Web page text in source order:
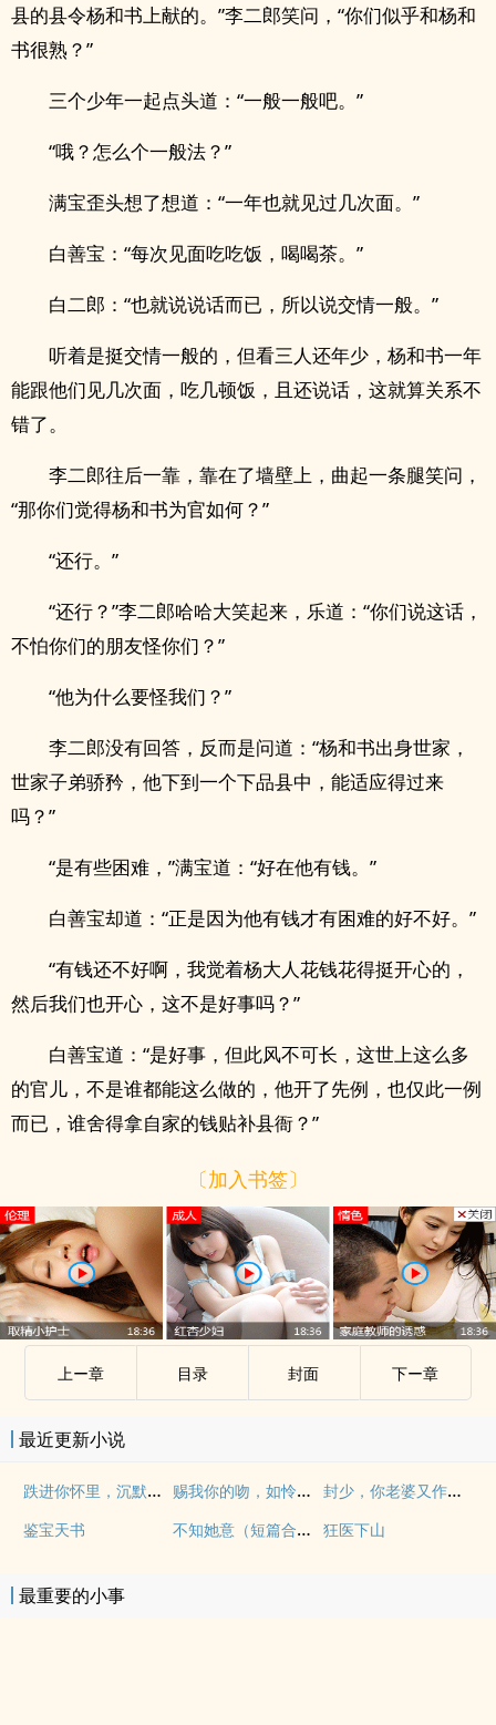
县的县令杨和书上献的。”李二郎笑问，“你们似乎和杨和
书很熟？”
三个少年一起点头道：“一般一般吧。”
“哦？怎么个一般法？”
满宝歪头想了想道：“一年也就见过几次面。”
白善宝：“每次见面吃吃饭，喝喝茶。”
白二郎：“也就说说话而已，所以说交情一般。”
听着是挺交情一般的，但看三人还年少，杨和书一年
能跟他们见几次面，吃几顿饭，且还说话，这就算关系不
错了。
李二郎往后一靠，靠在了墙壁上，曲起一条腿笑问，
“那你们觉得杨和书为官如何？”
“还行。”
“还行？”李二郎哈哈大笑起来，乐道：“你们说这话，
不怕你们的朋友怪你们？”
“他为什么要怪我们？”
李二郎没有回答，反而是问道：“杨和书出身世家，
世家子弟骄矜，他下到一个下品县中，能适应得过来
吗？”
“是有些困难，”满宝道：“好在他有钱。”
白善宝却道：“正是因为他有钱才有困难的好不好。”
“有钱还不好啊，我觉着杨大人花钱花得挺开心的，
然后我们也开心，这不是好事吗？”
白善宝道：“是好事，但此风不可长，这世上这么多
的官儿，不是谁都能这么做的，他开了先例，也仅此一例
而已，谁舍得拿自家的钱贴补县衙？”
〔加入书签〕
上ー章 目录 封面 下ー章
最近更新小说
跌进你怀里，沉默着欢喜 赐我你的吻，如怜悯罪人 封少，你老婆又作法了
鉴宝天书 不知她意（短篇合集） 狂医下山
最重要的小事